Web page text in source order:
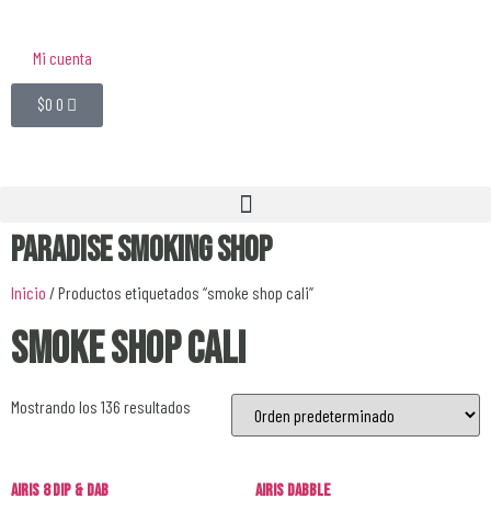
Mi cuenta
$0 0
Paradise Smoking Shop
Inicio / Productos etiquetados “smoke shop cali”
smoke shop cali
Mostrando los 136 resultados
Airis 8 Dip & Dab Airis Dabble